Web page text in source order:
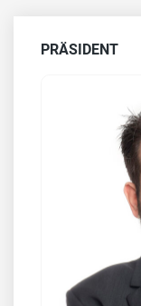
PRÄSIDENT